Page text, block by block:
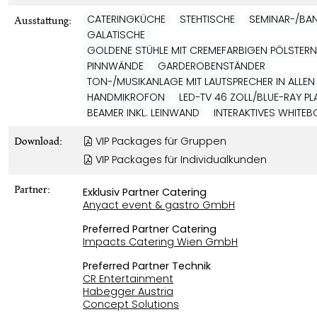
Ausstattung: CATERINGKÜCHE STEHTISCHE
SEMINAR-/
GALATISCHE
GOLDENE STÜHLE MIT CREMEFARBIGEN PÖLSTERN
PINNWÄNDE
GARDEROBENSTÄNDER
TON-/MUSIKANLAGE MIT LAUTSPRECHER IN
HANDMIKROFON
LED-TV 46 ZOLL/BLUE-RAY
BEAMER INKL. LEINWAND
INTERAKTIVES
Download:
VIP Packages für Gruppen
VIP Packages für Individualkunden
Partner:
Exklusiv Partner Catering
Anyact event & gastro GmbH
Preferred Partner Catering
Impacts Catering Wien GmbH
Preferred Partner Technik
CR Entertainment
Habegger Austria
Concept Solutions